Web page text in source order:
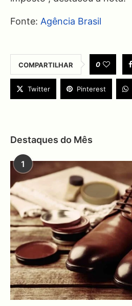
Fonte: Agência Brasil
COMPARTILHAR 0
Twitter Pinterest
Destaques do Mês
1